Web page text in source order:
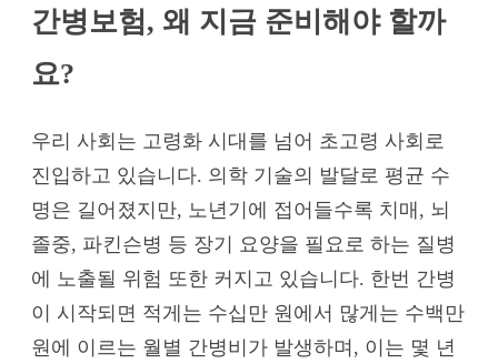
간병보험, 왜 지금 준비해야 할까
요?
우리 사회는 고령화 시대를 넘어 초고령 사회로
진입하고 있습니다. 의학 기술의 발달로 평균 수
명은 길어졌지만, 노년기에 접어들수록 치매, 뇌
졸중, 파킨슨병 등 장기 요양을 필요로 하는 질병
에 노출될 위험 또한 커지고 있습니다. 한번 간병
이 시작되면 적게는 수십만 원에서 많게는 수백만
원에 이르는 월별 간병비가 발생하며, 이는 몇 년